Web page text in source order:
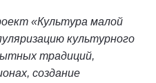
«Культура малой
культурного
традиций,
создание